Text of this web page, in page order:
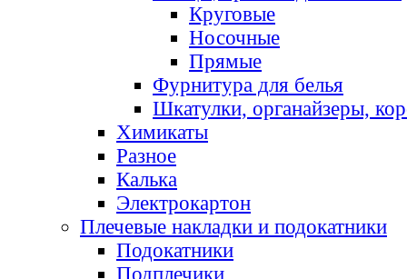
Круговые
Носочные
Прямые
Фурнитура для белья
Шкатулки, органайзеры,
Химикаты
Разное
Калька
Электрокартон
Плечевые накладки и подокатники
Подокатники
Подплечики